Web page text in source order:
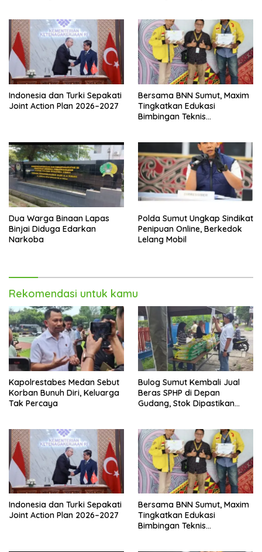
Indonesia dan Turki Sepakati
Joint Action Plan 2026–2027
Bersama BNN Sumut, Maxim
Tingkatkan Edukasi
Bimbingan Teknis
Dua Warga Binaan Lapas
Binjai Diduga Edarkan
Narkoba
Polda Sumut Ungkap Sindikat
Penipuan Online, Berkedok
Lelang Mobil
Rekomendasi untuk kamu
Kapolrestabes Medan Sebut
Korban Bunuh Diri, Keluarga
Tak Percaya
Bulog Sumut Kembali Jual
Beras SPHP di Depan
Gudang, Stok Dipastikan
Indonesia dan Turki Sepakati
Joint Action Plan 2026–2027
Bersama BNN Sumut, Maxim
Tingkatkan Edukasi
Bimbingan Teknis